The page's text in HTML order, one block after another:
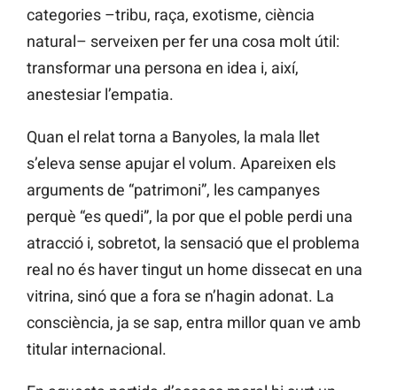
categories –tribu, raça, exotisme, ciència
natural– serveixen per fer una cosa molt útil:
transformar una persona en idea i, així,
anestesiar l’empatia.
Quan el relat torna a Banyoles, la mala llet
s’eleva sense apujar el volum. Apareixen els
arguments de “patrimoni”, les campanyes
perquè “es quedi”, la por que el poble perdi una
atracció i, sobretot, la sensació que el problema
real no és haver tingut un home dissecat en una
vitrina, sinó que a fora se n’hagin adonat. La
consciència, ja se sap, entra millor quan ve amb
titular internacional.